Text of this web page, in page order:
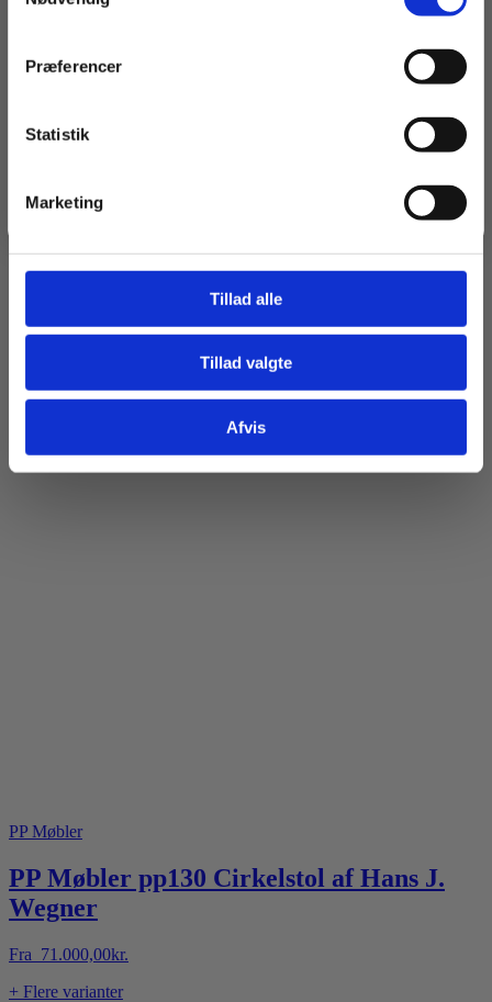
Præferencer
Statistik
Marketing
Tillad alle
Tillad valgte
Afvis
PP Møbler
PP Møbler pp130 Cirkelstol af Hans J.
Wegner
Fra 71.000,00kr.
+ Flere varianter